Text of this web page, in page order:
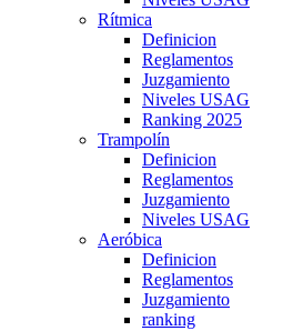
Rítmica
Definicion
Reglamentos
Juzgamiento
Niveles USAG
Ranking 2025
Trampolín
Definicion
Reglamentos
Juzgamiento
Niveles USAG
Aeróbica
Definicion
Reglamentos
Juzgamiento
ranking